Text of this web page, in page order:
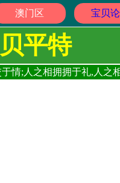
澳门区 宝贝
平特
情;人之相拥拥于礼,人之